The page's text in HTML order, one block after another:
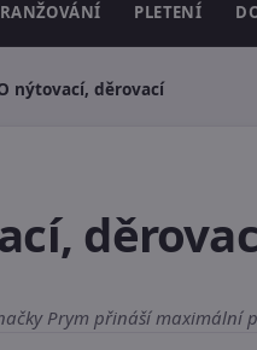
PLETENÍ
nýtovací, děrovací
Prym přináší maximální